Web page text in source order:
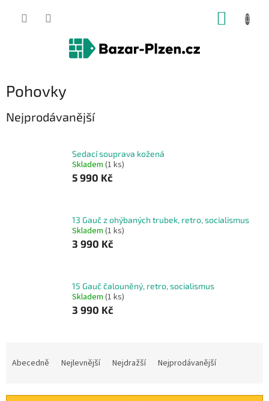
Pohovky
Nejprodávanější
Sedací souprava kožená
Skladem (1 ks)
5 990 Kč
13 Gauč z ohýbaných trubek, retro, socialismus
Skladem (1 ks)
3 990 Kč
15 Gauč čalouněný, retro, socialismus
Skladem (1 ks)
3 990 Kč
Abecedně Nejlevnější Nejdražší Nejprodávanější